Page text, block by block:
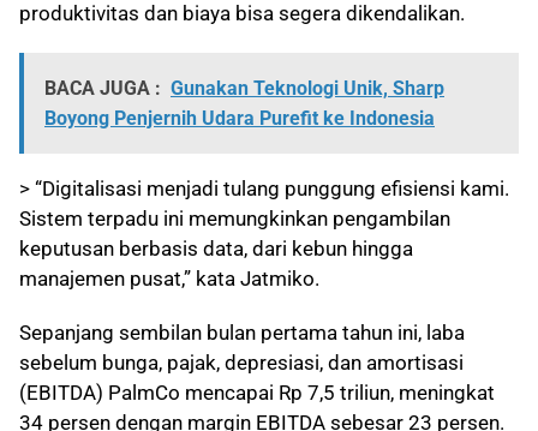
produktivitas dan biaya bisa segera dikendalikan.
BACA JUGA : Gunakan Teknologi Unik, Sharp
Boyong Penjernih Udara Purefit ke Indonesia
> “Digitalisasi menjadi tulang punggung efisiensi kami.
Sistem terpadu ini memungkinkan pengambilan
keputusan berbasis data, dari kebun hingga
manajemen pusat,” kata Jatmiko.
Sepanjang sembilan bulan pertama tahun ini, laba
sebelum bunga, pajak, depresiasi, dan amortisasi
(EBITDA) PalmCo mencapai Rp 7,5 triliun, meningkat
34 persen dengan margin EBITDA sebesar 23 persen.